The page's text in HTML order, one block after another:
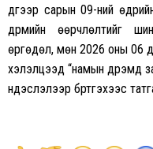
дүгээр сарын 09-ний
дүрмийн өөрчлөлтийг
өргөдөл, мөн 2026 оны 06
хэлэлцээд “намын дүрэмд
үндэслэлээр бүртгэхээс